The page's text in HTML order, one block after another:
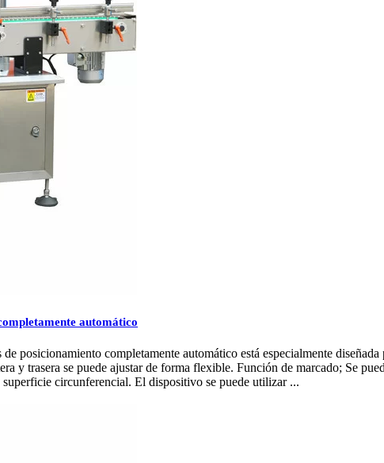
automático
posicionamiento completamente automático está especialmente
y trasera se puede ajustar de forma flexible. Función de marcado; Se
circunferencial. El dispositivo se puede utilizar ...